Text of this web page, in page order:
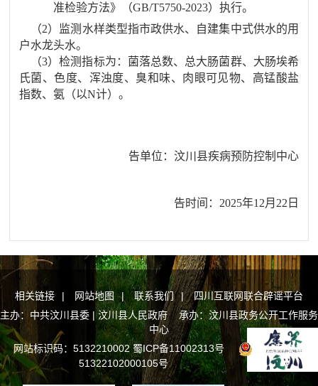
准检验方法》（GB/T5750-2023）执行。
（2）监测水样类型指市政供水、自建集中式供水的用
户水龙头水。
（3）检测指标为：菌落总数、总大肠菌群、 大肠埃希
氏菌、色度、浑浊度、臭和味、肉眼可见物、 高锰酸盐
指数、氨（以N计）。
告单位 ： 汶川县疾病预防控制中心
告时间 ： 2025年1 2月22日
相关链接 | 网站地图 | 联系我们 |
四川互联网联合辟谣平台
主办：中共汶川县委 | 汶川县人民政府 承办：汶川县政务公开工作服务
中心
网站标识码：5132210002蜀ICP备11002313号
川公网安备
51322102000105号